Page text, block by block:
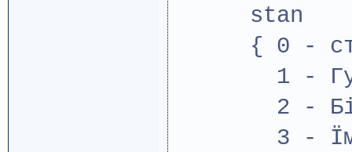
stan :
{ 0 -
1 -
2 - Біжу
3 -